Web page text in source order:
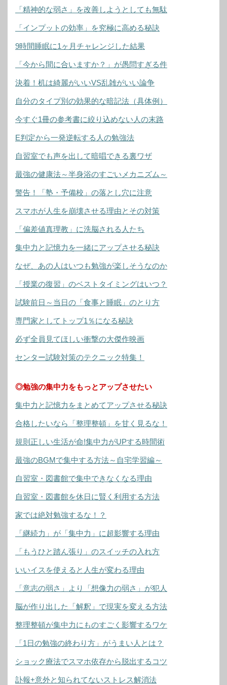
「精神的な弱さ」を改善しようとしても無駄
「インプットの効率」を究極に高める秘訣
9時間睡眠に1ヶ月チャレンジした結果
「今から間に合いますか？」が愚問すぎる件
決着！机は綺麗がいいVS乱雑がいい論争
自分のタイプ別の効果的な暗記法（具体例）
今すぐ1冊の参考書に絞り込めない人の末路
E判定から一発逆転する人の勉強法
自習室でも声を出して暗唱できる裏ワザ
最強の健康法～半身浴のすごいメカニズム～
警告！「塾・予備校」の落とし穴に注意
スマホが人生を崩壊させる理由とその対策
「偏差値真理教」に洗脳される人たち
集中力と記憶力を一緒にアップさせる秘訣
なぜ、あの人はいつも勉強が楽しそうなのか
「授業の復習」のベストタイミングはいつ？
試験前日～当日の「食事と睡眠」のとり方
専門家としてトップ1％になる秘訣
必ず全員見てほしい衝撃の大傑作映画
センター試験対策のテクニック特集！
◎勉強の集中力をもっとアップさせたい
集中力と記憶力をまとめてアップさせる秘訣
合格したいなら「整理整頓」を甘く見るな！
規則正しい生活が命!集中力がUPする時間術
最強のBGMで集中する方法～自宅学習編～
自習室・図書館で集中できなくなる理由
自習室・図書館を休日に賢く利用する方法
家では絶対勉強するな！？
「継続力」が「集中力」に超影響する理由
「もうひと踏ん張り」のスイッチの入れ方
いいイスを使えると人生が変わる理由
「意志の弱さ」より「想像力の弱さ」が犯人
脳が作り出した「解釈」で現実を変える方法
整理整頓が集中力にものすごく影響するワケ
「1日の勉強の終わり方」がうまい人とは？
ショック療法でスマホ依存から脱出するコツ
訃報+意外と知られてないストレス解消法